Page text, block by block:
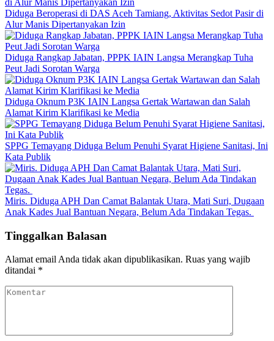
Diduga Beroperasi di DAS Aceh Tamiang, Aktivitas Sedot Pasir di
Alur Manis Dipertanyakan Izin
Diduga Rangkap Jabatan, PPPK IAIN Langsa Merangkap Tuha
Peut Jadi Sorotan Warga
Diduga Oknum P3K IAIN Langsa Gertak Wartawan dan Salah
Alamat Kirim Klarifikasi ke Media
SPPG Temayang Diduga Belum Penuhi Syarat Higiene Sanitasi, Ini
Kata Publik
Miris. Diduga APH Dan Camat Balantak Utara, Mati Suri, Dugaan
Anak Kades Jual Bantuan Negara, Belum Ada Tindakan Tegas. ​
Tinggalkan Balasan
Alamat email Anda tidak akan dipublikasikan. Ruas yang wajib
ditandai *